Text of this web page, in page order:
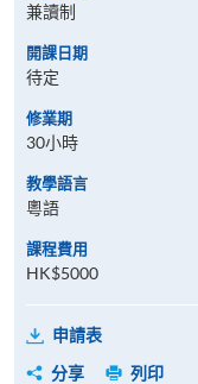
兼讀制
開課日期
待定
修業期
30小時
教學語言
粵語
課程費用
HK$5000
申請表
分享
列印